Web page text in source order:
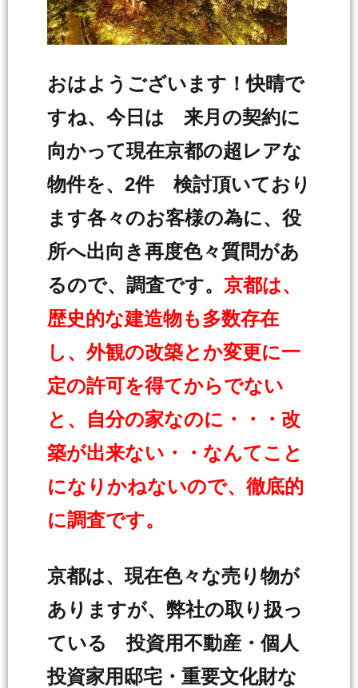
おはようございます！快晴で
すね、今日は 来月の契約に
向かって現在京都の超レアな
物件を、2件 検討頂いており
ます各々のお客様の為に、役
所へ出向き再度色々質問があ
るので、調査です。 京都は、
歴史的な建造物も多数存在
し、外観の改築とか変更に一
定の許可を得てからでない
と、自分の家なのに・・・改
築が出来ない・・なんてこと
になりかねないので、徹底的
に調査です。
京都は、現在色々な売り物が
ありますが、弊社の取り扱っ
ている 投資用不動産・個人
投資家用邸宅・重要文化財な